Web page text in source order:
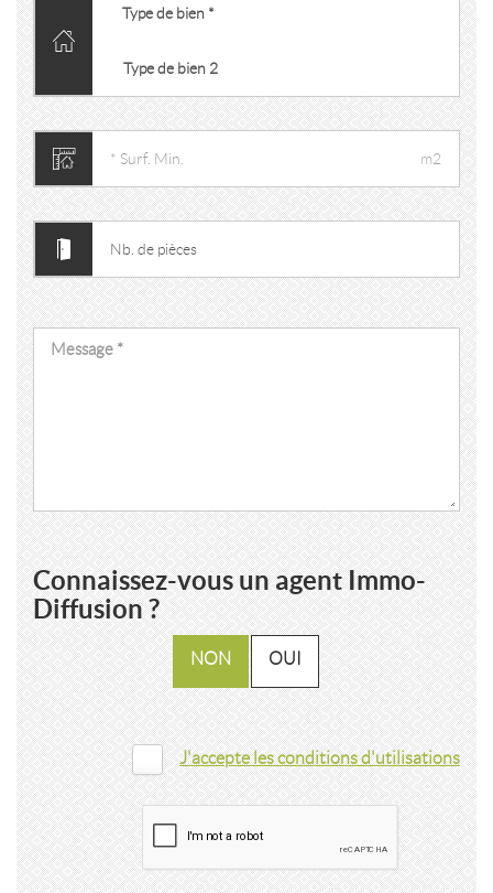
m2
Connaissez-vous un agent Immo-
Diffusion ?
NON OUI
J'accepte les conditions d'utilisations